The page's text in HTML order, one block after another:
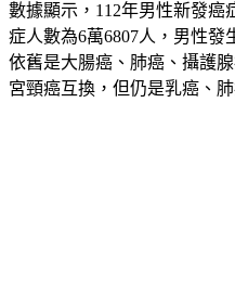
數據顯示，112年男性新發癌
症人數為6萬6807人，男性發
依舊是大腸癌、肺癌、攝護
宮頸癌互換，但仍是乳癌、